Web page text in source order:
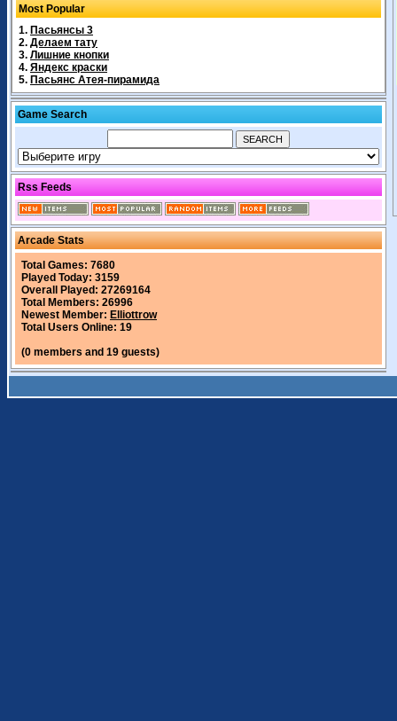
Most Popular
1. Пасьянсы 3
2. Делаем тату
3. Лишние кнопки
4. Яндекс краски
5. Пасьянс Атея-пирамида
Game Search
Rss Feeds
Arcade Stats
Total Games: 7680
Played Today: 3159
Overall Played: 27269164
Total Members: 26996
Newest Member: Elliottrow
Total Users Online: 19
(0 members and 19 guests)